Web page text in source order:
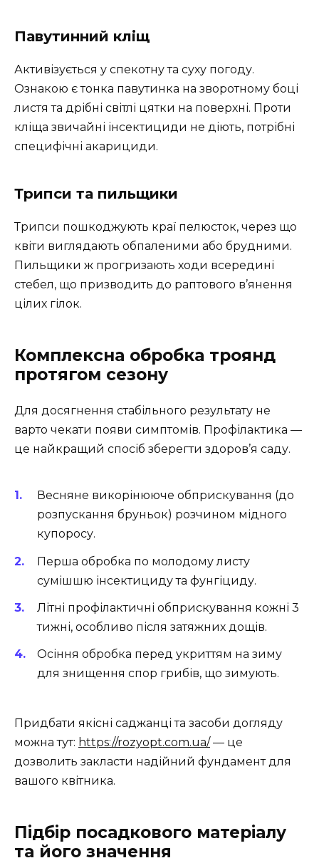
Павутинний кліщ
Активізується у спекотну та суху погоду.
Ознакою є тонка павутинка на зворотному боці
листя та дрібні світлі цятки на поверхні. Проти
кліща звичайні інсектициди не діють, потрібні
специфічні акарициди.
Трипси та пильщики
Трипси пошкоджують краї пелюсток, через що
квіти виглядають обпаленими або брудними.
Пильщики ж прогризають ходи всередині
стебел, що призводить до раптового в’янення
цілих гілок.
Комплексна обробка троянд
протягом сезону
Для досягнення стабільного результату не
варто чекати появи симптомів. Профілактика —
це найкращий спосіб зберегти здоров’я саду.
Весняне викорінююче обприскування (до
розпускання бруньок) розчином мідного
купоросу.
Перша обробка по молодому листу
сумішшю інсектициду та фунгіциду.
Літні профілактичні обприскування кожні 3
тижні, особливо після затяжних дощів.
Осіння обробка перед укриттям на зиму
для знищення спор грибів, що зимують.
Придбати якісні саджанці та засоби догляду
можна тут: https://rozyopt.com.ua/— це
дозволить закласти надійний фундамент для
вашого квітника.
Підбір посадкового матеріалу
та його значення